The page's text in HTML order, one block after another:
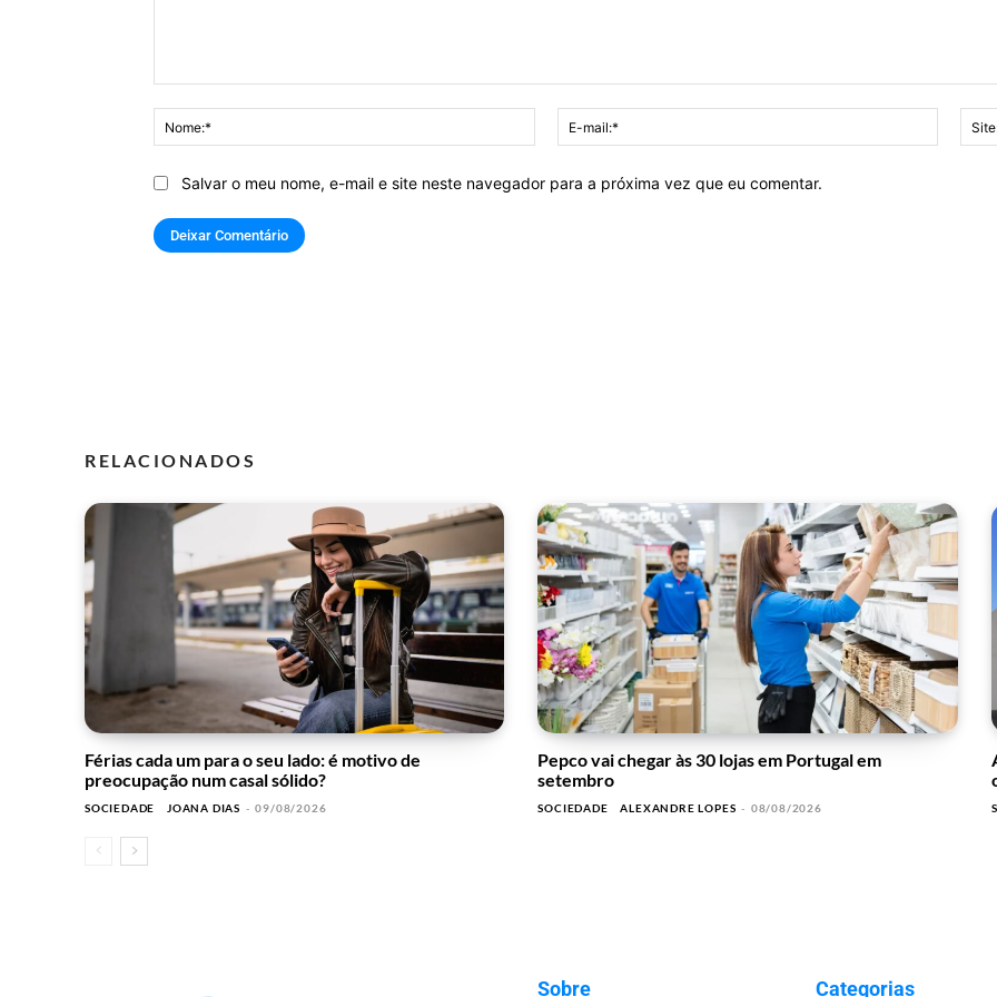
Nome:*
mail:*
Salvar o meu nome, e-mail e site neste navegador para a próxima vez que eu comentar.
RELACIONADOS
Férias cada um para o seu lado: é motivo de
preocupação num casal sólido?
SOCIEDADE JOANA DIAS - 09/08/2026
Pepco vai chegar às 30 lojas em Portugal em
setembro
SOCIEDADE ALEXANDRE LOPES - 08/08/2026
Sobre Categorias